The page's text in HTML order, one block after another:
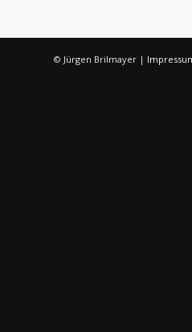
© Jürgen Brilmayer |